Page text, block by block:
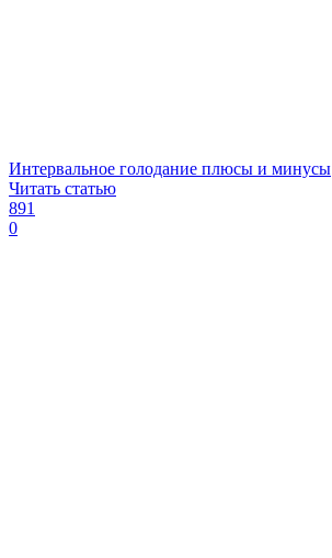
Интервальное голодание плюсы и минусы
Читать статью
891
0